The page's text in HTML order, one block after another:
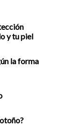
y tu piel
la forma